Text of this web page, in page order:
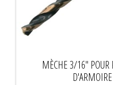
MÈCHE 3/16" POUR
D'ARMOIRE